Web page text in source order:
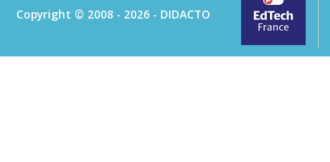
Copyright © 2008 - 2026 - DIDACTO